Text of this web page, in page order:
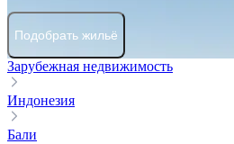
Подобрать жильё
Зарубежная недвижимость
Индонезия
Бали